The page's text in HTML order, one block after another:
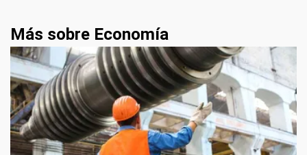
Más sobre Economía